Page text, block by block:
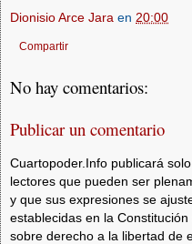
Dionisio Arce Jara en 20:00
Compartir
No hay comentarios:
Publicar un comentario
Cuartopoder.Info publicará
lectores que pueden ser
y que sus expresiones se
establecidas en la
sobre derecho a la libertad de